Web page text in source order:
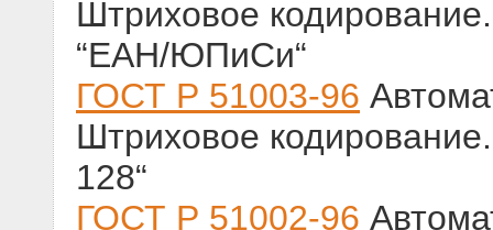
Штриховое
“ЕАН/ЮПиСи“
ГОСТ Р 51003-96
Штриховое
128“
ГОСТ Р 51002-96